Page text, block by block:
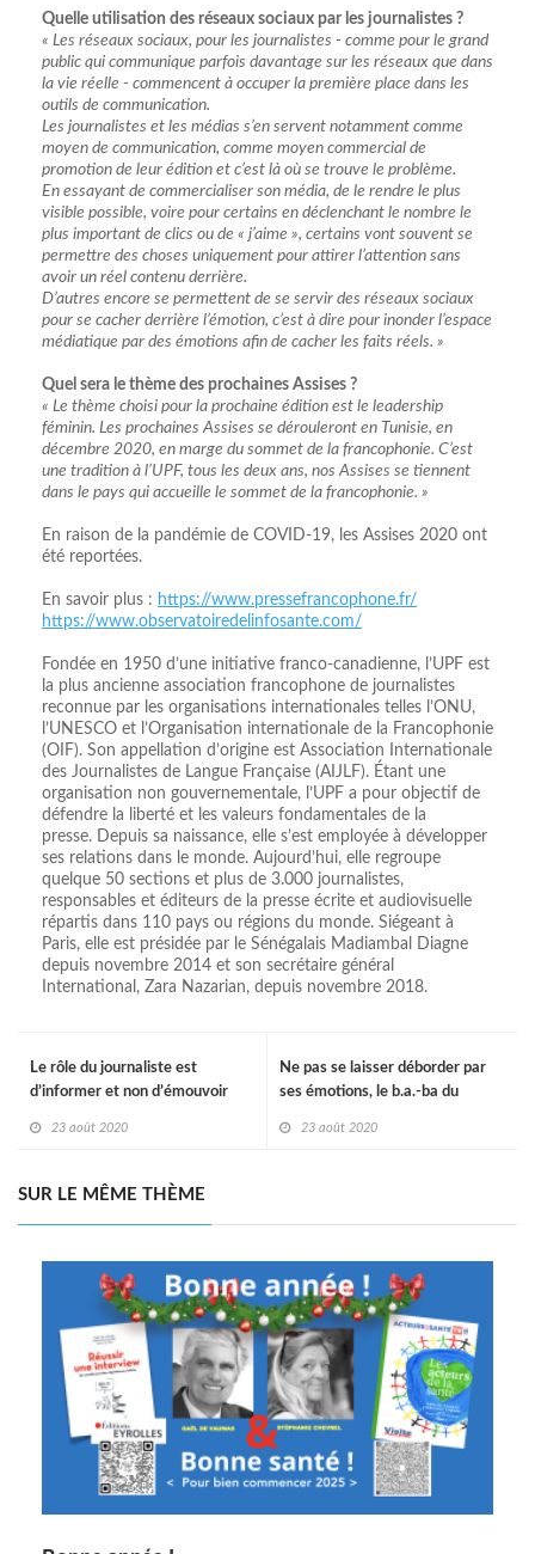
Quelle utilisation des réseaux sociaux par les journalistes ?
« Les réseaux sociaux, pour les journalistes - comme pour le grand
public qui communique parfois davantage sur les réseaux que dans
la vie réelle - commencent à occuper la première place dans les
outils de communication.
Les journalistes et les médias s’en servent notamment comme
moyen de communication, comme moyen commercial de
promotion de leur édition et c’est là où se trouve le problème.
En essayant de commercialiser son média, de le rendre le plus
visible possible, voire pour certains en déclenchant le nombre le
plus important de clics ou de « j’aime », certains vont souvent se
permettre des choses uniquement pour attirer l’attention sans
avoir un réel contenu derrière.
D’autres encore se permettent de se servir des réseaux sociaux
pour se cacher derrière l’émotion, c’est à dire pour inonder l’espace
médiatique par des émotions afin de cacher les faits réels. »
Quel sera le thème des prochaines Assises ?
« Le thème choisi pour la prochaine édition est le leadership
féminin. Les prochaines Assises se dérouleront en Tunisie, en
décembre 2020, en marge du sommet de la francophonie. C’est
une tradition à l’UPF, tous les deux ans, nos Assises se tiennent
dans le pays qui accueille le sommet de la francophonie. »
En raison de la pandémie de COVID-19, les Assises 2020 ont
été reportées.
En savoir plus : https://www.pressefrancophone.fr/
https://www.observatoiredelinfosante.com/
Fondée en 1950 d’une initiative franco-canadienne, l’UPF est
la plus ancienne association francophone de journalistes
reconnue par les organisations internationales telles l’ONU,
l’UNESCO et l’Organisation internationale de la Francophonie
(OIF). Son appellation d’origine est Association Internationale
des Journalistes de Langue Française (AIJLF). Étant une
organisation non gouvernementale, l’UPF a pour objectif de
défendre la liberté et les valeurs fondamentales de la
presse. Depuis sa naissance, elle s’est employée à développer
ses relations dans le monde. Aujourd’hui, elle regroupe
quelque 50 sections et plus de 3.000 journalistes,
responsables et éditeurs de la presse écrite et audiovisuelle
répartis dans 110 pays ou régions du monde. Siégeant à
Paris, elle est présidée par le Sénégalais Madiambal Diagne
depuis novembre 2014 et son secrétaire général
International, Zara Nazarian, depuis novembre 2018.
Ne pas se laisser déborder par
ses émotions, le b.a.-ba du
23 août 2020
Le rôle du journaliste est
d’informer et non d’émouvoir
23 août 2020
SUR LE MÊME THÈME